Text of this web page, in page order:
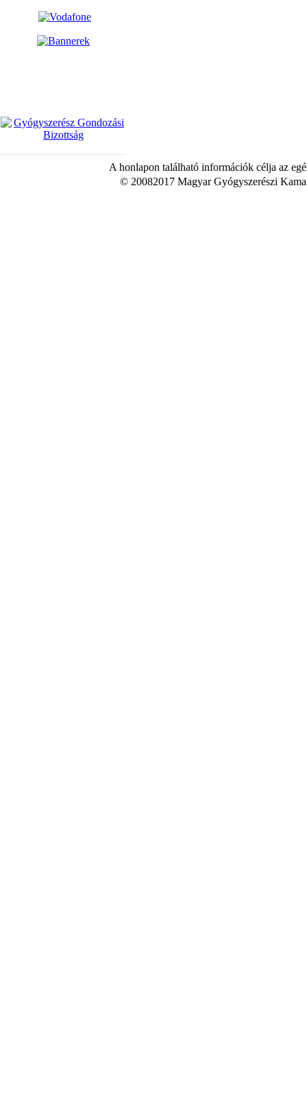
A honlapon található információk célja az
© 20082017 Magyar Gyógyszerészi